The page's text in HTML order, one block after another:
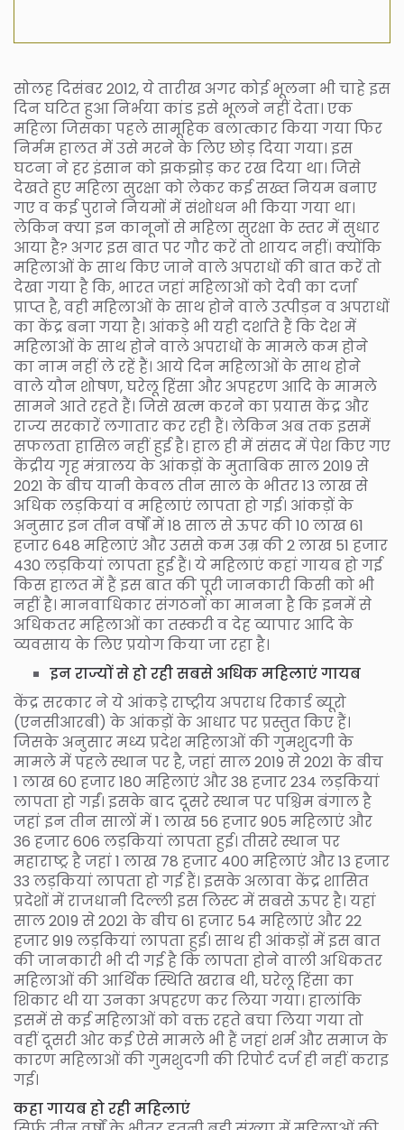
सोलह दिसंबर 2012, ये तारीख अगर कोई भूलना भी चाहे इस
दिन घटित हुआ निर्भया कांड इसे भूलने नहीं देता। एक
महिला जिसका पहले सामूहिक बलात्कार किया गया फिर
निर्मम हालत में उसे मरने के लिए छोड़ दिया गया। इस
घटना ने हर इंसान को झकझोड़ कर रख दिया था। जिसे
देखते हुए महिला सुरक्षा को लेकर कई सख्त नियम बनाए
गए व कई पुराने नियमों में संशोधन भी किया गया था।
लेकिन क्या इन कानूनों से महिला सुरक्षा के स्तर में सुधार
आया है? अगर इस बात पर गौर करें तो शायद नहीं। क्योंकि
महिलाओं के साथ किए जाने वाले अपराधों की बात करें तो
देखा गया है कि, भारत जहां महिलाओं को देवी का दर्जा
प्राप्त है, वही महिलाओं के साथ होने वाले उत्पीड़न व अपराधों
का केंद्र बना गया है। आंकड़े भी यही दर्शाते हैं कि देश में
महिलाओं के साथ होने वाले अपराधों के मामले कम होने
का नाम नहीं ले रहें हैं। आये दिन महिलाओं के साथ होने
वाले यौन शोषण, घरेलू हिंसा और अपहरण आदि के मामले
सामने आते रहते हैं। जिसे खत्म करने का प्रयास केंद्र और
राज्य सरकारें लगातार कर रही हैं। लेकिन अब तक इसमें
सफलता हासिल नहीं हुई है। हाल ही में संसद में पेश किए गए
केंद्रीय गृह मंत्रालय के आंकड़ों के मुताबिक साल 2019 से
2021 के बीच यानी केवल तीन साल के भीतर 13 लाख से
अधिक लड़कियां व महिलाएं लापता हो गई। आंकड़ों के
अनुसार इन तीन वर्षों में 18 साल से ऊपर की 10 लाख 61
हजार 648 महिलाएं और उससे कम उम्र की 2 लाख 51 हजार
430 लड़कियां लापता हुई हैं। ये महिलाएं कहां गायब हो गई
किस हालत में हैं इस बात की पूरी जानकारी किसी को भी
नहीं है। मानवाधिकार संगठनों का मानना है कि इनमें से
अधिकतर महिलाओं का तस्करी व देह व्यापार आदि के
व्यवसाय के लिए प्रयोग किया जा रहा है।
इन राज्यों से हो रही सबसे अधिक महिलाएं गायब
केंद्र सरकार ने ये आंकड़े राष्ट्रीय अपराध रिकार्ड ब्यूरो
(एनसीआरबी) के आंकड़ों के आधार पर प्रस्तुत किए हैं।
जिसके अनुसार मध्य प्रदेश महिलाओं की गुमशुदगी के
मामले में पहले स्थान पर है, जहां साल 2019 से 2021 के बीच
1 लाख 60 हजार 180 महिलाएं और 38 हजार 234 लड़कियां
लापता हो गईं। इसके बाद दूसरे स्थान पर पश्चिम बंगाल है
जहां इन तीन सालों में 1 लाख 56 हजार 905 महिलाएं और
36 हजार 606 लड़कियां लापता हुई। तीसरे स्थान पर
महाराष्ट्र है जहां 1 लाख 78 हजार 400 महिलाएं और 13 हजार
33 लड़कियां लापता हो गई हैं। इसके अलावा केंद्र शासित
प्रदेशों में राजधानी दिल्ली इस लिस्ट में सबसे ऊपर है। यहां
साल 2019 से 2021 के बीच 61 हजार 54 महिलाएं और 22
हजार 919 लड़कियां लापता हुई। साथ ही आंकड़ों में इस बात
की जानकारी भी दी गई है कि लापता होने वाली अधिकतर
महिलाओं की आर्थिक स्थिति खराब थी, घरेलू हिंसा का
शिकार थी या उनका अपहरण कर लिया गया। हालांकि
इसमें से कई महिलाओं को वक्त रहते बचा लिया गया तो
वहीं दूसरी ओर कई ऐसे मामले भी हैं जहां शर्म और समाज के
कारण महिलाओं की गुमशुदगी की रिपोर्ट दर्ज ही नहीं कराइ
गई।
कहा गायब हो रही महिलाएं